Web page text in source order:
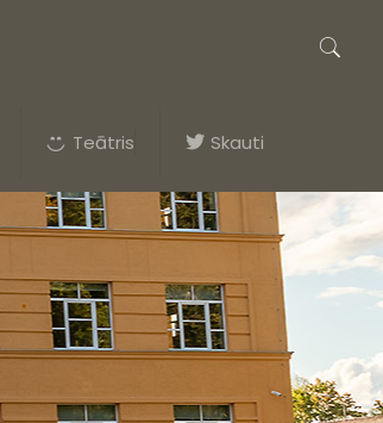
Teātris Skauti